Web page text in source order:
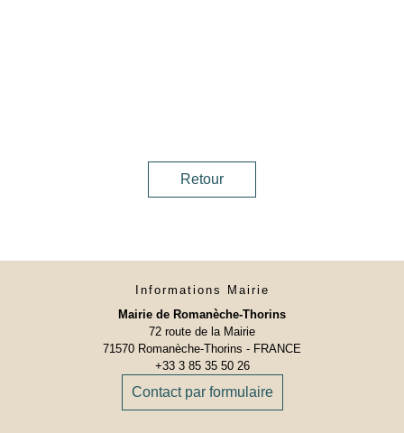
Retour
Informations Mairie
Mairie de Romanèche-Thorins
72 route de la Mairie
71570 Romanèche-Thorins - FRANCE
+33 3 85 35 50 26
Contact par formulaire